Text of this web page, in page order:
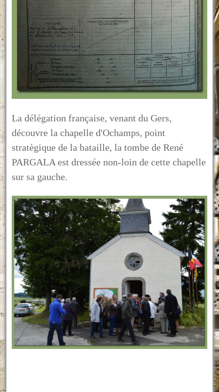
La délégation française, venant du Gers,
découvre la chapelle d'Ochamps, point
stratègique de la bataille, la tombe de René
PARGALA est dressée non-loin de cette chapelle
sur sa gauche.